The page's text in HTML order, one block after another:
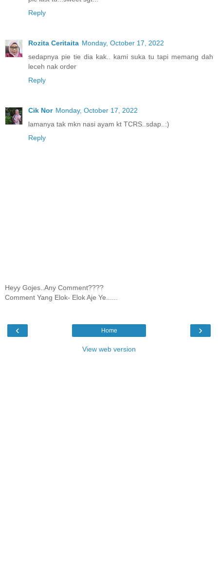
Reply
Rozita Ceritaita Monday, October 17, 2022
sedapnya pie tie dia kak.. kami suka tu tapi memang dah
leceh nak order
Reply
Cik Nor Monday, October 17, 2022
lamanya tak mkn nasi ayam kt TCRS..sdap..:)
Reply
Heyy Gojes..Any Comment????
Comment Yang Elok- Elok Aje Ye......
‹ ›
Home
View web version